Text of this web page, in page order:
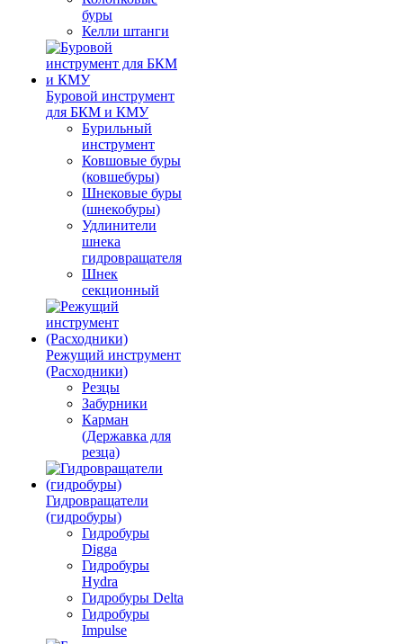
буры
Келли штанги
Буровой инструмент
для БКМ и КМУ
Бурильный
инструмент
Ковшовые буры
(ковшебуры)
Шнековые буры
(шнекобуры)
Удлинители
шнека
гидровращателя
Шнек
секционный
Режущий инструмент
(Расходники)
Резцы
Забурники
Карман
(Державка для
резца)
Гидровращатели
(гидробуры)
Гидробуры
Digga
Гидробуры
Hydra
Гидробуры Delta
Гидробуры
Impulse